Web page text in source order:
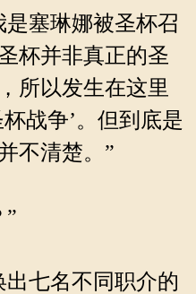
塞琳娜被圣杯召
杯并非真正的圣
所以发生在这里
战争’。但到底是
不清楚。”
七名不同职介的